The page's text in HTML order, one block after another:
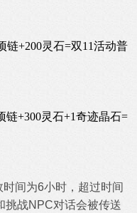
链+200灵石=双11活动普
链+300灵石+1奇迹晶石=
间为6小时，超过时间
挑战NPC对话会被传送